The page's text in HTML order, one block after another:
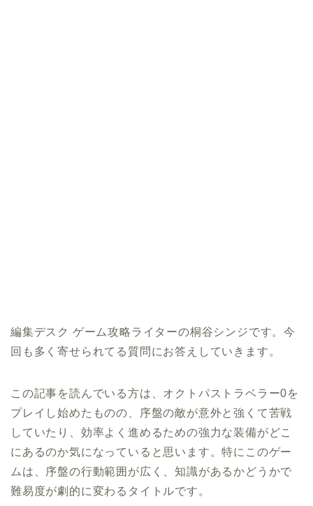
編集デスク ゲーム攻略ライターの桐谷シンジです。今
回も多く寄せられてる質問にお答えしていきます。
この記事を読んでいる方は、オクトパストラベラー0を
プレイし始めたものの、序盤の敵が意外と強くて苦戦
していたり、効率よく進めるための強力な装備がどこ
にあるのか気になっていると思います。特にこのゲー
ムは、序盤の行動範囲が広く、知識があるかどうかで
難易度が劇的に変わるタイトルです。